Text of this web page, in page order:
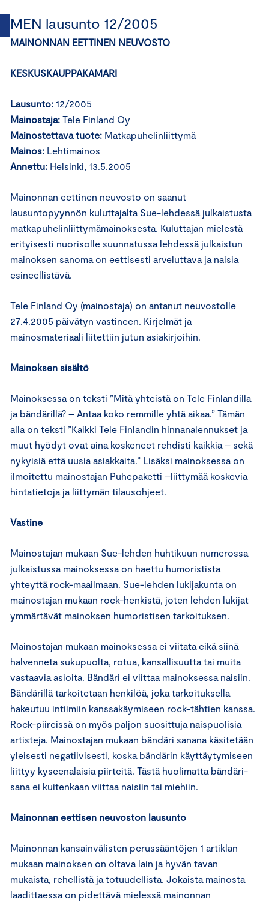
MEN lausunto 12/2005
MAINONNAN EETTINEN NEUVOSTO
KESKUSKAUPPAKAMARI
Lausunto: 12/2005
Mainostaja: Tele Finland Oy
Mainostettava tuote: Matkapuhelinliittymä
Mainos: Lehtimainos
Annettu: Helsinki, 13.5.2005
Mainonnan eettinen neuvosto on saanut
lausuntopyynnön kuluttajalta Sue-lehdessä julkaistusta
matkapuhelinliittymämainoksesta. Kuluttajan mielestä
erityisesti nuorisolle suunnatussa lehdessä julkaistun
mainoksen sanoma on eettisesti arveluttava ja naisia
esineellistävä.
Tele Finland Oy (mainostaja) on antanut neuvostolle
27.4.2005 päivätyn vastineen. Kirjelmät ja
mainosmateriaali liitettiin jutun asiakirjoihin.
Mainoksen sisältö
Mainoksessa on teksti ”Mitä yhteistä on Tele Finlandilla
ja bändärillä? – Antaa koko remmille yhtä aikaa.” Tämän
alla on teksti ”Kaikki Tele Finlandin hinnanalennukset ja
muut hyödyt ovat aina koskeneet rehdisti kaikkia – sekä
nykyisiä että uusia asiakkaita.” Lisäksi mainoksessa on
ilmoitettu mainostajan Puhepaketti –liittymää koskevia
hintatietoja ja liittymän tilausohjeet.
Vastine
Mainostajan mukaan Sue-lehden huhtikuun numerossa
julkaistussa mainoksessa on haettu humoristista
yhteyttä rock-maailmaan. Sue-lehden lukijakunta on
mainostajan mukaan rock-henkistä, joten lehden lukijat
ymmärtävät mainoksen humoristisen tarkoituksen.
Mainostajan mukaan mainoksessa ei viitata eikä siinä
halvenneta sukupuolta, rotua, kansallisuutta tai muita
vastaavia asioita. Bändäri ei viittaa mainoksessa naisiin.
Bändärillä tarkoitetaan henkilöä, joka tarkoituksella
hakeutuu intiimiin kanssakäymiseen rock-tähtien kanssa.
Rock-piireissä on myös paljon suosittuja naispuolisia
artisteja. Mainostajan mukaan bändäri sanana käsitetään
yleisesti negatiivisesti, koska bändärin käyttäytymiseen
liittyy kyseenalaisia piirteitä. Tästä huolimatta bändäri-
sana ei kuitenkaan viittaa naisiin tai miehiin.
Mainonnan eettisen neuvoston lausunto
Mainonnan kansainvälisten perussääntöjen 1 artiklan
mukaan mainoksen on oltava lain ja hyvän tavan
mukaista, rehellistä ja totuudellista. Jokaista mainosta
laadittaessa on pidettävä mielessä mainonnan